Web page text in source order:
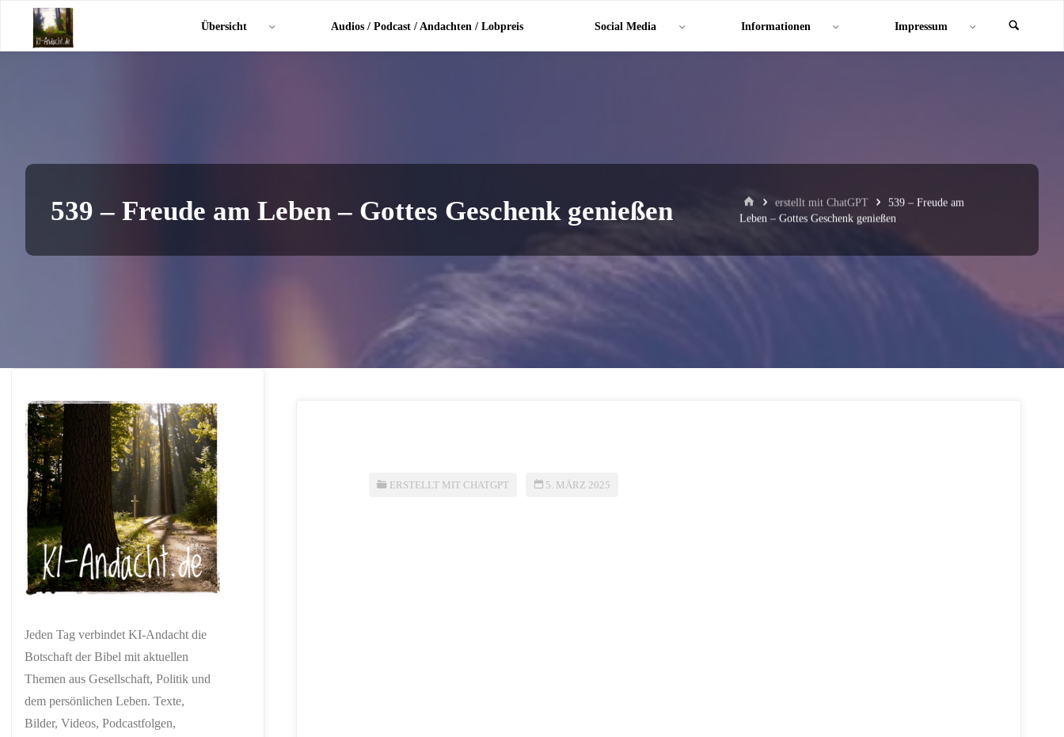
springen
Übersicht Audios / Podcast / Andachten / Lobpreis Social Media Informationen Impressum
539 – Freude am Leben – Gottes Geschenk genießen Starterstellt mit ChatGPT
539 – Freude am
Leben – Gottes Geschenk genießen
ERSTELLT MIT CHATGPT 5. MÄRZ 2025
Jeden Tag verbindet KI-Andacht die
Botschaft der Bibel mit aktuellen
Themen aus Gesellschaft, Politik und
dem persönlichen Leben. Texte,
Bilder, Videos, Podcastfolgen,